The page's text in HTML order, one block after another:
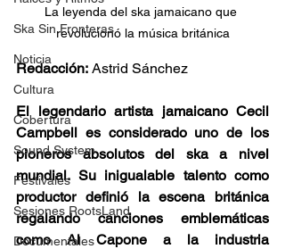
Ska Sin Fronteras
Noticia
Cultura
Cobertura
Sound System
Festivales
Sesiones RootsLand
Documentales
La leyenda del ska jamaicano que
revolucionó la música británica
Redacción: Astrid Sánchez
El legendario artista jamaicano Cecil
Campbell es considerado uno de los
pioneros absolutos del ska a nivel
mundial. Su inigualable talento como
productor definió la escena británica
regalando canciones emblemáticas
como Al Capone a la industria